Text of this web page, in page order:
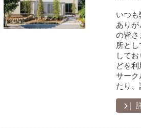
いつも
あり
の皆さ
所とし
して
どを利
サーク
たり